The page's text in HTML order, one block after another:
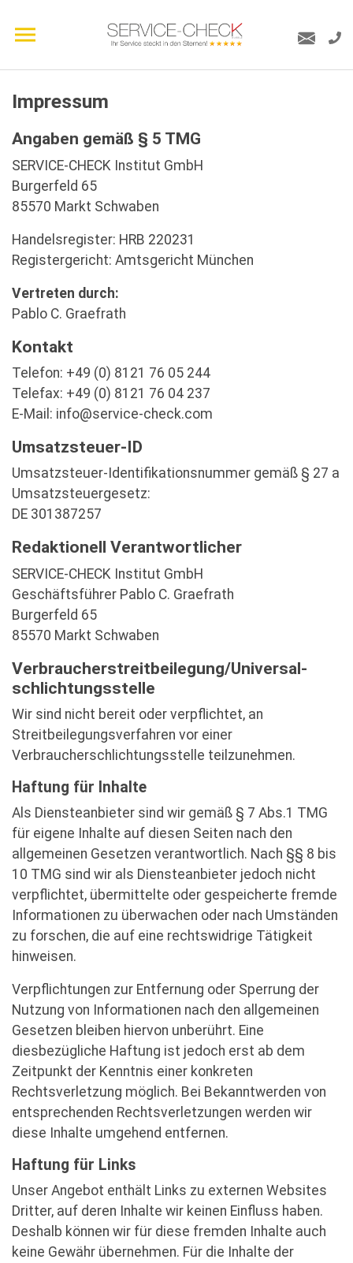
Impressum
Angaben gemäß § 5 TMG
SERVICE-CHECK Institut GmbH
Burgerfeld 65
85570 Markt Schwaben
Handelsregister: HRB 220231
Registergericht: Amtsgericht München
Vertreten durch:
Pablo C. Graefrath
Kontakt
Telefon: +49 (0) 8121 76 05 244
Telefax: +49 (0) 8121 76 04 237
E-Mail: info@service-check.com
Umsatzsteuer-ID
Umsatzsteuer-Identifikationsnummer gemäß § 27 a
Umsatzsteuergesetz:
DE 301387257
Redaktionell Verantwortlicher
SERVICE-CHECK Institut GmbH
Geschäftsführer Pablo C. Graefrath
Burgerfeld 65
85570 Markt Schwaben
Verbraucher­streit­beilegung/Universal­
schlichtungs­stelle
Wir sind nicht bereit oder verpflichtet, an
Streitbeilegungsverfahren vor einer
Verbraucherschlichtungsstelle teilzunehmen.
Haftung für Inhalte
Als Diensteanbieter sind wir gemäß § 7 Abs.1 TMG
für eigene Inhalte auf diesen Seiten nach den
allgemeinen Gesetzen verantwortlich. Nach §§ 8 bis
10 TMG sind wir als Diensteanbieter jedoch nicht
verpflichtet, übermittelte oder gespeicherte fremde
Informationen zu überwachen oder nach Umständen
zu forschen, die auf eine rechtswidrige Tätigkeit
hinweisen.
Verpflichtungen zur Entfernung oder Sperrung der
Nutzung von Informationen nach den allgemeinen
Gesetzen bleiben hiervon unberührt. Eine
diesbezügliche Haftung ist jedoch erst ab dem
Zeitpunkt der Kenntnis einer konkreten
Rechtsverletzung möglich. Bei Bekanntwerden von
entsprechenden Rechtsverletzungen werden wir
diese Inhalte umgehend entfernen.
Haftung für Links
Unser Angebot enthält Links zu externen Websites
Dritter, auf deren Inhalte wir keinen Einfluss haben.
Deshalb können wir für diese fremden Inhalte auch
keine Gewähr übernehmen. Für die Inhalte der